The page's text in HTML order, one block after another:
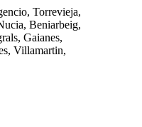
Torrevieja,
Beniarbeig,
Gaianes,
Villamartin,